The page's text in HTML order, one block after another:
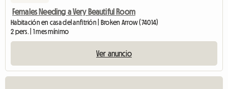
Females Needing a Very Beautiful Room
Habitación en casa del anfitrión | Broken Arrow (74014)
2 pers. | 1 mes mínimo
Ver anuncio